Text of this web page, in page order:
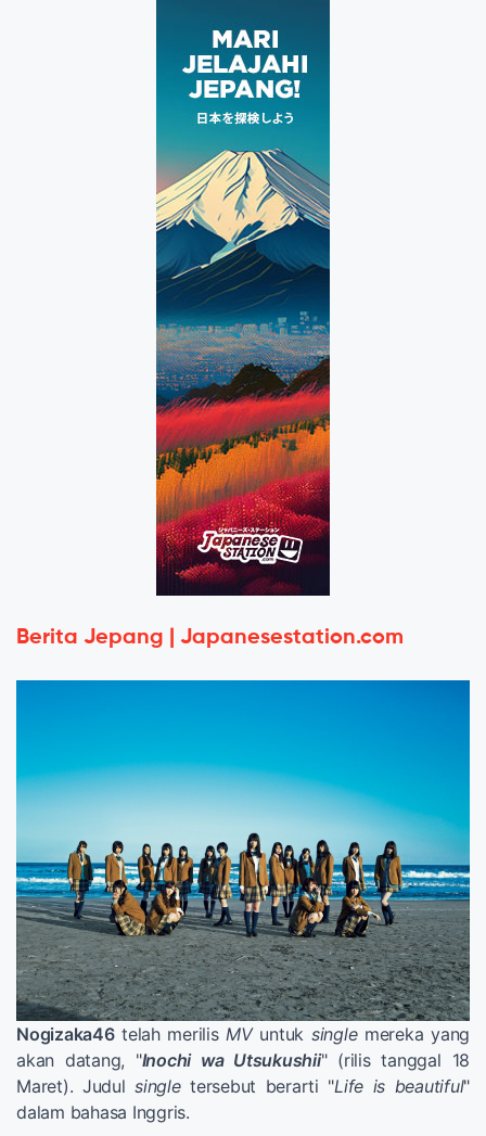
Berita Jepang | Japanesestation.com
Nogizaka46telah merilisMVuntuk singlemereka yang
akan datang, "Inochi wa Utsukushii" (rilis tanggal 18
Maret). Judul singletersebut berarti "Life is beautiful"
dalam bahasa Inggris.